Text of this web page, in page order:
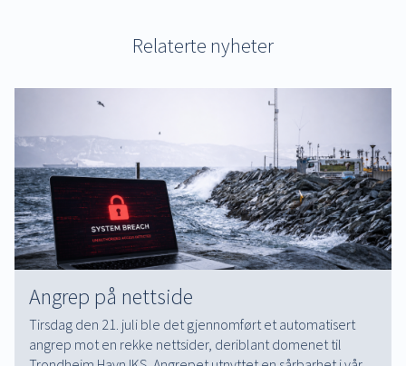
Relaterte nyheter
Angrep på nettside
Tirsdag den 21. juli ble det gjennomført et automatisert
angrep mot en rekke nettsider, deriblant domenet til